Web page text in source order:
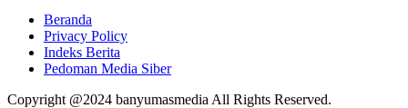
Beranda
Privacy Policy
Indeks Berita
Pedoman Media Siber
Copyright @2024 banyumasmedia All Rights Reserved.